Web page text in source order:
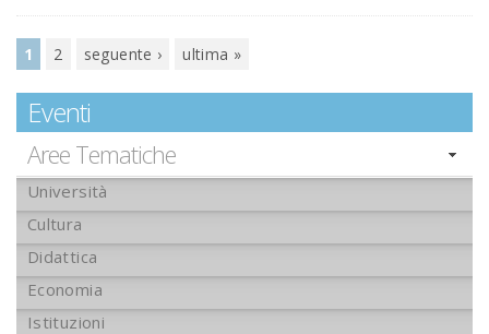
Pagine
1 2 seguente › ultima »
Eventi
Aree Tematiche
Università
Cultura
Didattica
Economia
Istituzioni